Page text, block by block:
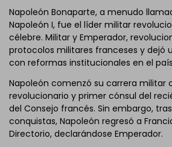
Napoleón Bonaparte, a menudo
Napoleón I, fue el líder militar
célebre. Militar y Emperador,
protocolos militares franceses y dejó
con reformas institucionales en el
Napoleón comenzó su carrera militar
revolucionario y primer cónsul del
del Consejo francés. Sin embargo,
conquistas, Napoleón regresó a
Directorio, declarándose Emperador.